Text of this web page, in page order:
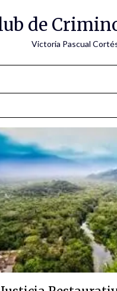
de
Victoria Pascual